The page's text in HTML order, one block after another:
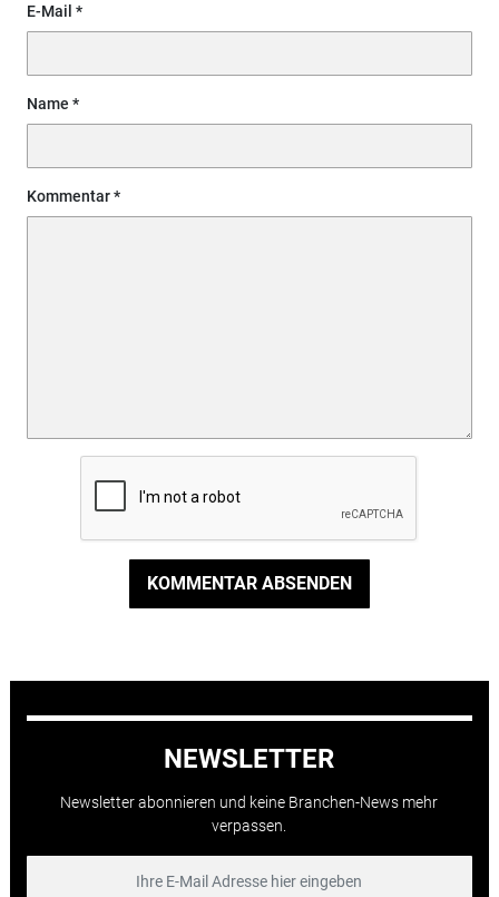
E-Mail
Name
Kommentar
KOMMENTAR ABSENDEN
NEWSLETTER
Newsletter abonnieren und keine Branchen-News mehr
verpassen.